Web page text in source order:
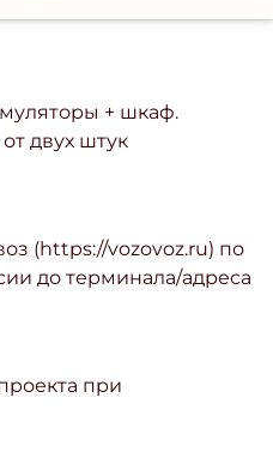
+ шкаф.
двух штук
(https://vozovoz.ru) по
до терминала/адреса
при